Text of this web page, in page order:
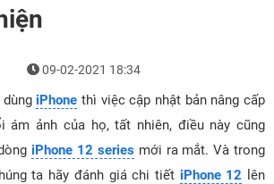
09-02-2021 18:34
iPhone thì việc cập nhật bản nâng cấp
ám ảnh của họ, tất nhiên, điều này cũng
iPhone 12 seriesmới ra mắt. Và trong
ta hãy đánh giá chi tiết iPhone 12 lên